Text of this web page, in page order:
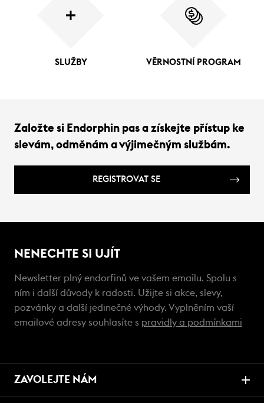
SLUŽBY VĚRNOSTNÍ PROGRAM
Založte si Endorphin pas a získejte přístup ke
slevám, odměnám a výjimečným službám.
REGISTROVAT SE
NENECHTE SI UJÍT
Newsletter plný endorfinů ve vašem emailu. Spolu s
ním i další důvody k radosti. Užijte si akce, slevy,
pozvánky a další jedinečné výhody. Vyplněním vaší
emailové adresy souhlasíte s pravidly a podmínkami
ZAVOLEJTE NÁM